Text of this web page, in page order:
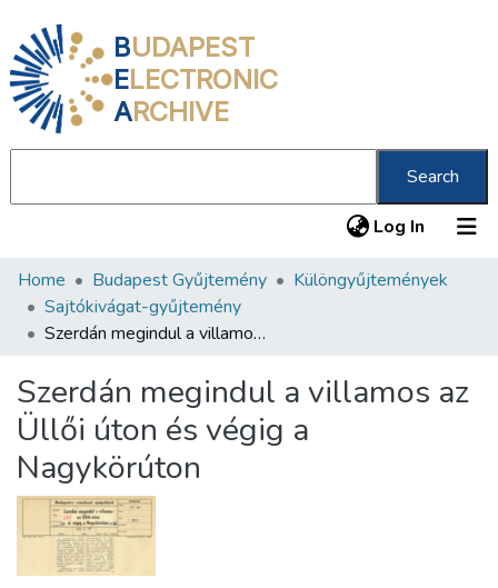
BUDAPEST
ELECTRONIC
ARCHIVE
Search
Log In (current)
Communities & Collections
All of DSpace
About us
Home Budapest Gyűjtemény
Különgyűjtemények
Sajtókivágat-gyűjtemény
Szerdán megindul a villamos az Üllői úton és végig a Nagykörúton
Szerdán megindul a villamos az
Üllői úton és végig a
Nagykörúton